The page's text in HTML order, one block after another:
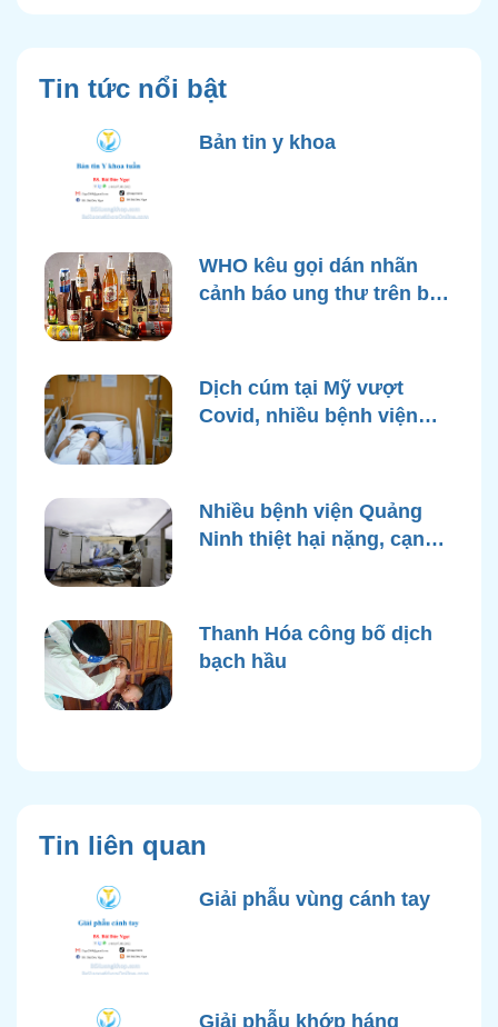
Tin tức nổi bật
Bản tin y khoa
WHO kêu gọi dán nhãn
cảnh báo ung thư trên bao
Dịch cúm tại Mỹ vượt
Covid, nhiều bệnh viện
Nhiều bệnh viện Quảng
Ninh thiệt hại nặng, cạn
Thanh Hóa công bố dịch
bạch hầu
Tin liên quan
Giải phẫu vùng cánh tay
Giải phẫu khớp háng